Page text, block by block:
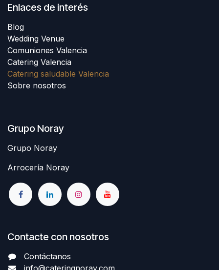
Enlaces de interés
Blog
Wedding Venue
Comuniones Valencia
Catering Valencia
Catering saludable Valencia
Sobre nosotros
Grupo Noray
Grupo Noray
Arrocería Noray
Contacte con nosotros
Contáctanos